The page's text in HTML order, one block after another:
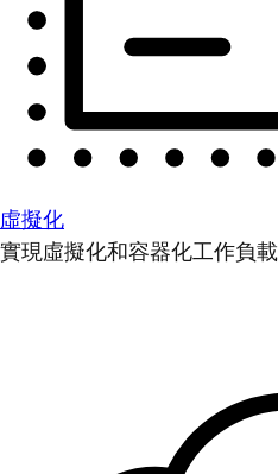
虛擬化
實現虛擬化和容器化工作負載